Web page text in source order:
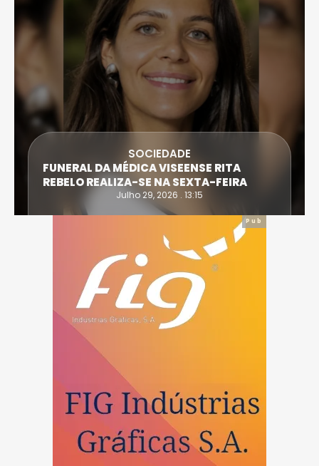
SOCIEDADE
FUNERAL DA MÉDICA VISEENSE RITA
REBELO REALIZA-SE NA SEXTA-FEIRA
Julho 29, 2026 . 13:15
Pub